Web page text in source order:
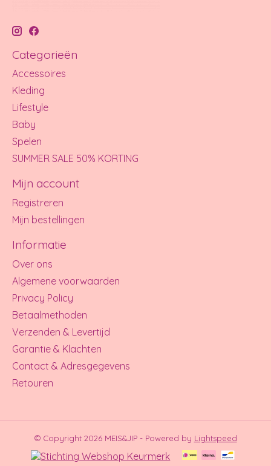
Categorieën
Accessoires
Kleding
Lifestyle
Baby
Spelen
SUMMER SALE 50% KORTING
Mijn account
Registreren
Mijn bestellingen
Informatie
Over ons
Algemene voorwaarden
Privacy Policy
Betaalmethoden
Verzenden & Levertijd
Garantie & Klachten
Contact & Adresgegevens
Retouren
© Copyright 2026 MEIS&JIP - Powered by Lightspeed